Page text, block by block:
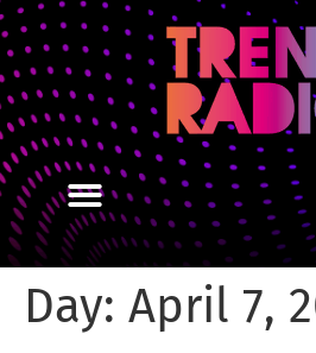
Day: April 7,